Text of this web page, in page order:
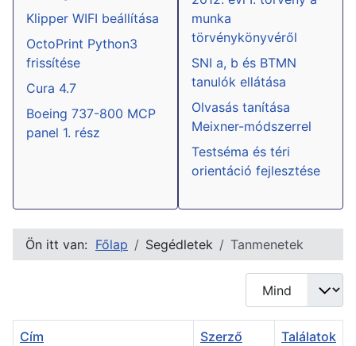
Klipper WIFI beállítása
OctoPrint Python3
frissítése
Cura 4.7
Boeing 737-800 MCP
panel 1. rész
munka
törvénykönyvéről
SNI a, b és BTMN
tanulók ellátása
Olvasás tanítása
Meixner-módszerrel
Testséma és téri
orientáció fejlesztése
Ön itt van: Főlap Segédletek Tanmenetek
Cím Szerző Találatok